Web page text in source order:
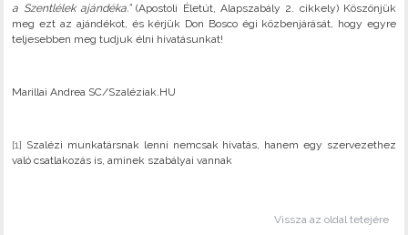
a Szentlélek ajándéka.”(Apostoli Életút, Alapszabály 2. cikkely) Köszönjük
meg ezt az ajándékot, és kérjük Don Bosco égi közbenjárását, hogy egyre
teljesebben meg tudjuk élni hivatásunkat!
Marillai Andrea SC/Szaléziak.HU
[1] Szalézi munkatársnak lenni nemcsak hivatás, hanem egy szervezethez
való csatlakozás is, aminek szabályai vannak
Vissza az oldal tetejére